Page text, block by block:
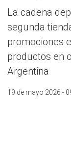
La cadena
segunda
promociones
productos en
Argentina
19 de mayo 2026 -